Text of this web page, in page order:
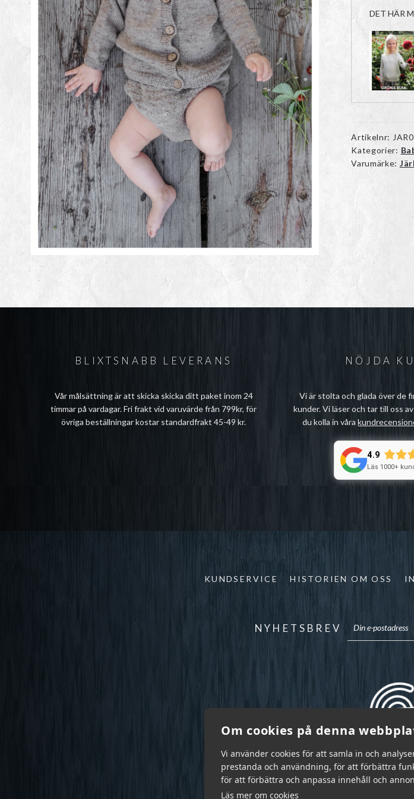
Om cookies på denna
Vi använder cookies för att samla in och
prestanda och användning, för att förbättra
för att förbättra och anpassa innehåll och
Läs mer om cookies
DET HÄR
Artikelnr:
Kategorier:
Varumärke:
BLIXTSNABB LEVERANS
Vår målsättning är att skicka skicka ditt paket inom 24
timmar på vardagar. Fri frakt vid varuvärde från 799kr, för
övriga beställningar kostar standardfrakt 45-49 kr.
NÖJDA
Vi är stolta och glada över de
kunder. Vi läser och tar till oss
du kolla in våra
4.9
Läs 1000+
KUNDSERVICE HISTORIEN OM OSS
NYHETSBREV